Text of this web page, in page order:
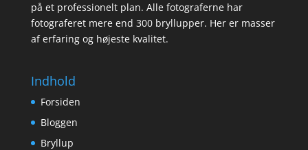
på et professionelt plan. Alle fotograferne har
fotograferet mere end 300 bryllupper. Her er masser
af erfaring og højeste kvalitet.
Indhold
Forsiden
Bloggen
Bryllup